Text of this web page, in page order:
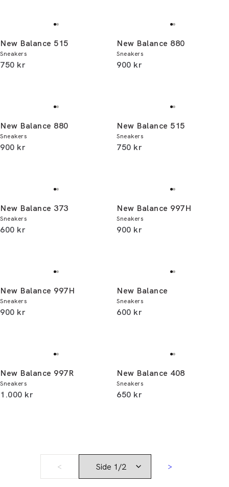
New Balance 515
Sneakers
I alt (inkl. rabat)
750 kr
New Balance 880
Sneakers
I alt (inkl. rabat)
900 kr
New Balance 880
Sneakers
I alt (inkl. rabat)
900 kr
New Balance 515
Sneakers
I alt (inkl. rabat)
750 kr
New Balance 373
Sneakers
I alt (inkl. rabat)
600 kr
New Balance 997H
Sneakers
I alt (inkl. rabat)
900 kr
New Balance 997H
Sneakers
I alt (inkl. rabat)
900 kr
New Balance
Sneakers
I alt (inkl. rabat)
600 kr
New Balance 997R
Sneakers
I alt (inkl. rabat)
1.000 kr
New Balance 408
Sneakers
I alt (inkl. rabat)
650 kr